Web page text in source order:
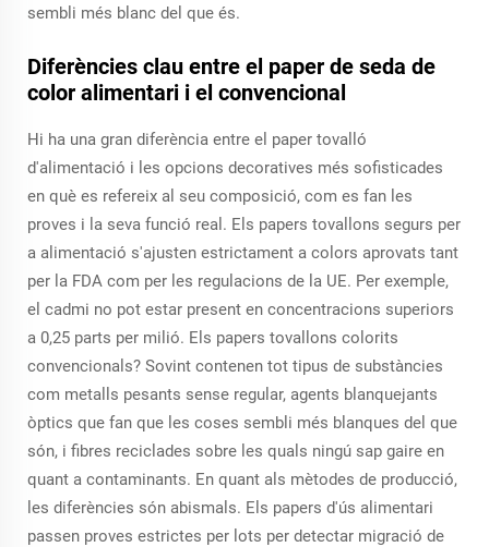
sembli més blanc del que és.
Diferències clau entre el paper de seda de
color alimentari i el convencional
Hi ha una gran diferència entre el paper tovalló
d'alimentació i les opcions decoratives més sofisticades
en què es refereix al seu composició, com es fan les
proves i la seva funció real. Els papers tovallons segurs per
a alimentació s'ajusten estrictament a colors aprovats tant
per la FDA com per les regulacions de la UE. Per exemple,
el cadmi no pot estar present en concentracions superiors
a 0,25 parts per milió. Els papers tovallons colorits
convencionals? Sovint contenen tot tipus de substàncies
com metalls pesants sense regular, agents blanquejants
òptics que fan que les coses sembli més blanques del que
són, i fibres reciclades sobre les quals ningú sap gaire en
quant a contaminants. En quant als mètodes de producció,
les diferències són abismals. Els papers d'ús alimentari
passen proves estrictes per lots per detectar migració de